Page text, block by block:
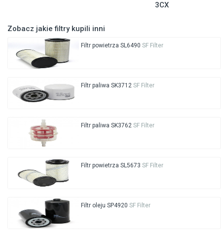
3CX
Zobacz jakie filtry kupili inni
Filtr powietrza SL6490 SF Filter
Filtr paliwa SK3712 SF Filter
Filtr paliwa SK3762 SF Filter
Filtr powietrza SL5673 SF Filter
Filtr oleju SP4920 SF Filter